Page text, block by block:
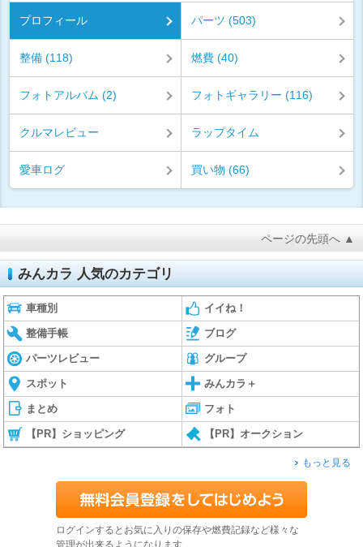
プロフィール パーツ (503)
整備 (118) 燃費 (40)
フォトアルバム (2) フォトギャラリー (116)
クルマレビュー ラップタイム
愛車ログ 買い物 (66)
ページの先頭へ ▲
みんカラ 人気のカテゴリ
車種別 イイね！
整備手帳 ブログ
パーツレビュー グループ
スポット みんカラ＋
まとめ フォト
【PR】ショッピング 【PR】オークション
もっと見る
ログインするとお気に入りの保存や燃費記録など様々な